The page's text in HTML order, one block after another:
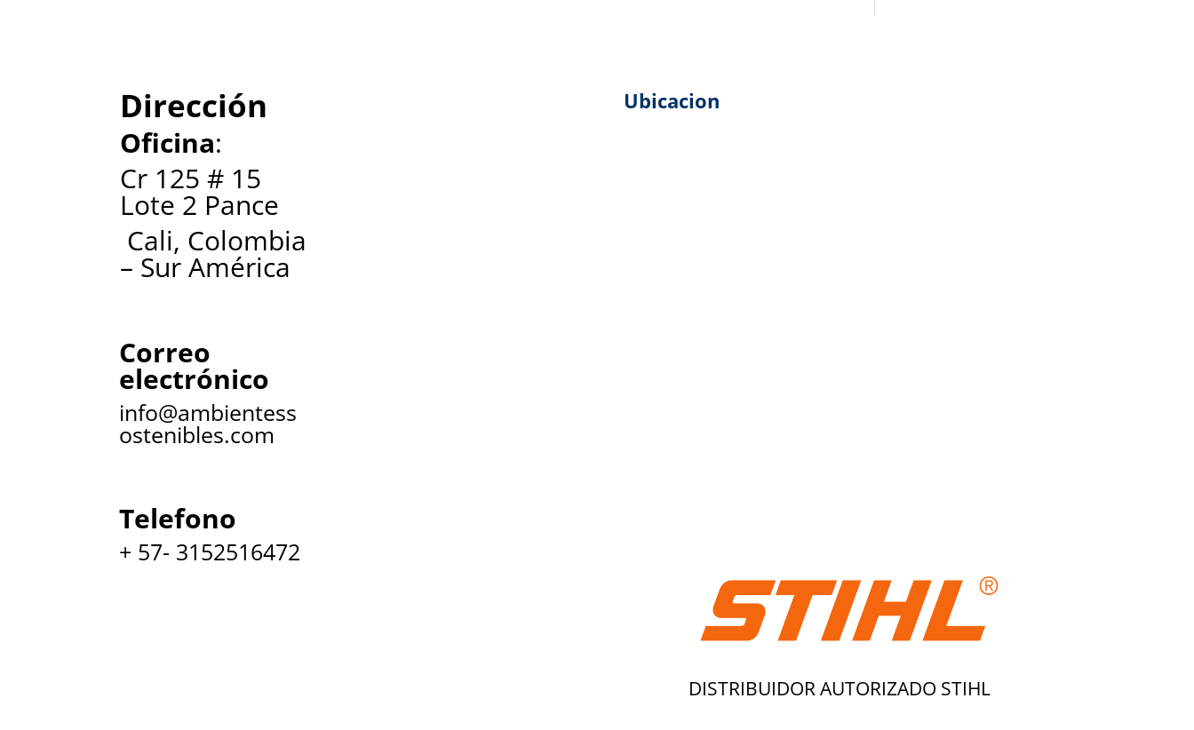
Dirección
Oficina:
Cr 125 # 15
Lote 2 Pance
Cali, Colombia
– Sur América
Correo
electrónico
info@ambientess
ostenibles.com
Telefono
+ 57- 3152516472
Ubicacion
DISTRIBUIDOR AUTORIZADO STIHL